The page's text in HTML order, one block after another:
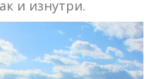
и изнутри.